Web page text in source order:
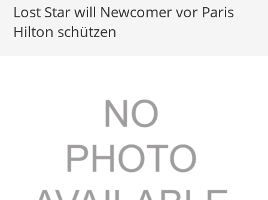
Lost Star will Newcomer vor Paris
Hilton schützen